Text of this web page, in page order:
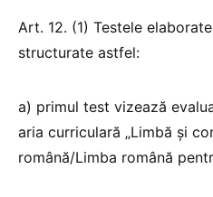
Art. 12. (1) Testele
structurate astfel:
a) primul test vizează
aria curriculară „Limbă și
română/Limba română